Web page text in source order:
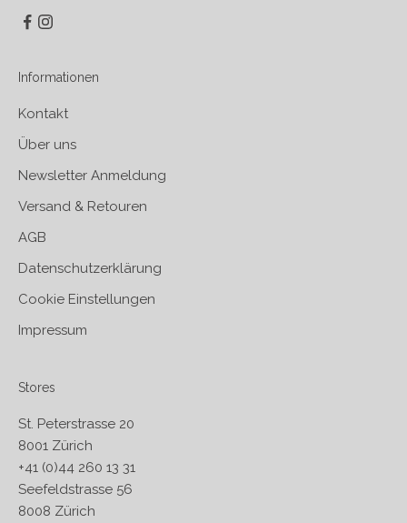
Informationen
Kontakt
Über uns
Newsletter Anmeldung
Versand & Retouren
AGB
Datenschutzerklärung
Cookie Einstellungen
Impressum
Stores
St. Peterstrasse 20
8001 Zürich
+41 (0)44 260 13 31
Seefeldstrasse 56
8008 Zürich